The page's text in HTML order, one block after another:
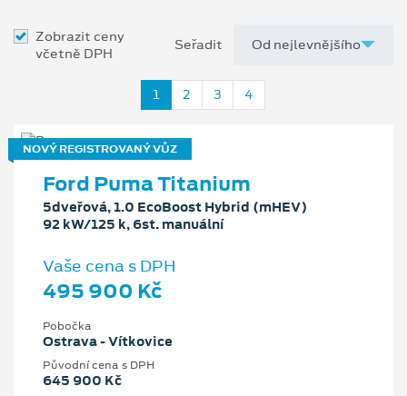
Zobrazit ceny
včetně DPH
Seřadit
1 2 3 4
NOVÝ REGISTROVANÝ VŮZ
Ford Puma Titanium
5dveřová, 1.0 EcoBoost Hybrid (mHEV)
92 kW/125 k, 6st. manuální
Vaše cena s DPH
495 900 Kč
Pobočka
Ostrava - Vítkovice
Původní cena s DPH
645 900 Kč